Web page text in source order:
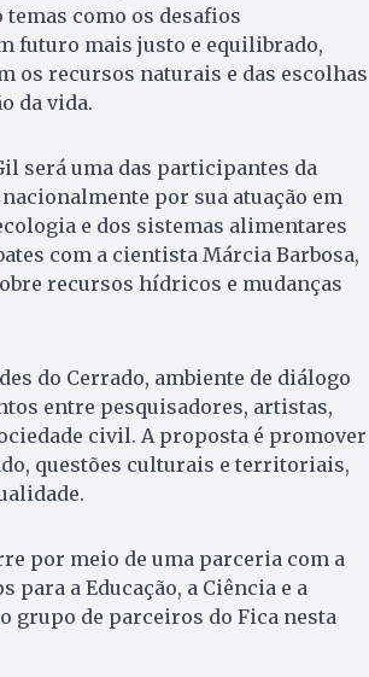
como os desafios
futuro mais justo e equilibrado,
os recursos naturais e das escolhas
da vida.
será uma das participantes da
por sua atuação em
e dos sistemas alimentares
com a cientista Márcia Barbosa,
recursos hídricos e mudanças
do Cerrado, ambiente de diálogo
entre pesquisadores, artistas,
civil. A proposta é promover
questões culturais e territoriais,
por meio de uma parceria com a
para a Educação, a Ciência e a
grupo de parceiros do Fica nesta